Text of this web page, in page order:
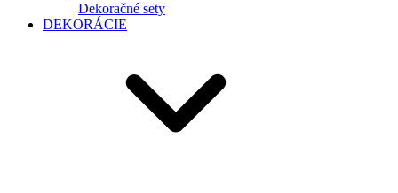
Dekoračné sety
DEKORÁCIE